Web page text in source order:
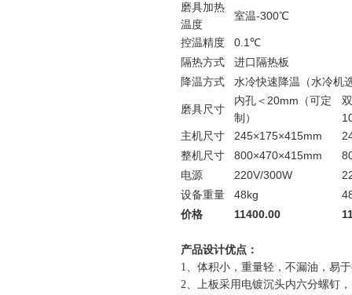
磨具加热
温度
室温-300℃
控温精度
0.1℃
隔热方式
进口隔热板
降温方式
水冷快速降温（水冷机
磨具尺寸
内孔＜20mm（可定
制）
主机尺寸
245×175×415mm
整机尺寸
800×470×415mm
电源
220V/300W
设备重量
48kg
价格
11400.00
产品设计优点：
1、体积小，重量轻，不漏油，易
2、上板采用电镀沉头内六分螺钉